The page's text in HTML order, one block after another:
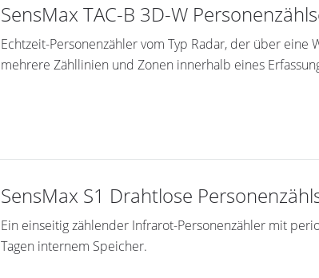
SensMax TAC-B 3D-W
Echtzeit-Personenzähler vom Typ Radar, der über
mehrere Zähllinien und Zonen innerhalb eines
SensMax S1 Drahtlose
Ein einseitig zählender Infrarot-Personenzähler mit
Tagen internem Speicher.